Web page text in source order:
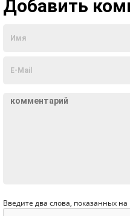
Добавить
Введите два слова, показанных